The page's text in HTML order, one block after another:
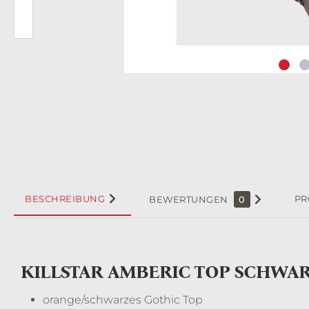
BESCHREIBUNG BEWERTUNGEN 0
KILLSTAR AMBERIC TOP
orange/schwarzes Gothic Top